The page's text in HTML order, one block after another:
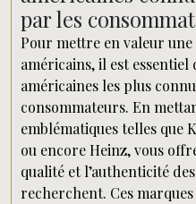
par les
Pour mettre en valeur
américains, il est
américaines les plus
consommateurs. En
emblématiques telles que
ou encore Heinz, vous
qualité et l’authenticité
recherchent. Ces